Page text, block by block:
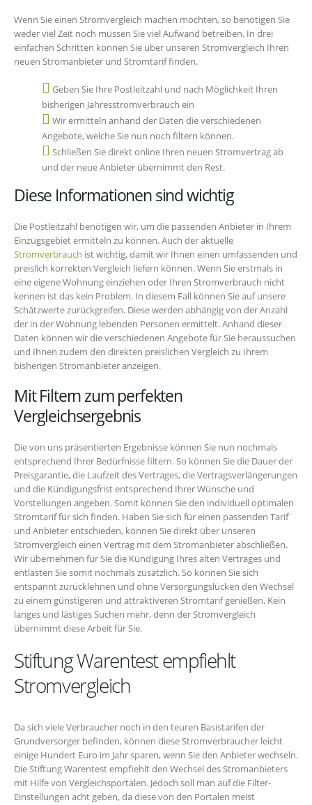
Wenn Sie einen Stromvergleich machen möchten, so benötigen Sie
weder viel Zeit noch müssen Sie viel Aufwand betreiben. In drei
einfachen Schritten können Sie über unseren Stromvergleich Ihren
neuen Stromanbieter und Stromtarif finden.
Geben Sie Ihre Postleitzahl und nach Möglichkeit Ihren
bisherigen Jahresstromverbrauch ein
Wir ermitteln anhand der Daten die verschiedenen
Angebote, welche Sie nun noch filtern können.
Schließen Sie direkt online Ihren neuen Stromvertrag ab
und der neue Anbieter übernimmt den Rest.
Diese Informationen sind wichtig
Die Postleitzahl benötigen wir, um die passenden Anbieter in Ihrem
Einzugsgebiet ermitteln zu können. Auch der aktuelle
Stromverbrauch ist wichtig, damit wir Ihnen einen umfassenden und
preislich korrekten Vergleich liefern können. Wenn Sie erstmals in
eine eigene Wohnung einziehen oder Ihren Stromverbrauch nicht
kennen ist das kein Problem. In diesem Fall können Sie auf unsere
Schätzwerte zurückgreifen. Diese werden abhängig von der Anzahl
der in der Wohnung lebenden Personen ermittelt. Anhand dieser
Daten können wir die verschiedenen Angebote für Sie heraussuchen
und Ihnen zudem den direkten preislichen Vergleich zu Ihrem
bisherigen Stromanbieter anzeigen.
Mit Filtern zum perfekten
Vergleichsergebnis
Die von uns präsentierten Ergebnisse können Sie nun nochmals
entsprechend Ihrer Bedürfnisse filtern. So können Sie die Dauer der
Preisgarantie, die Laufzeit des Vertrages, die Vertragsverlängerungen
und die Kündigungsfrist entsprechend Ihrer Wünsche und
Vorstellungen angeben. Somit können Sie den individuell optimalen
Stromtarif für sich finden. Haben Sie sich für einen passenden Tarif
und Anbieter entschieden, können Sie direkt über unseren
Stromvergleich einen Vertrag mit dem Stromanbieter abschließen.
Wir übernehmen für Sie die Kündigung Ihres alten Vertrages und
entlasten Sie somit nochmals zusätzlich. So können Sie sich
entspannt zurücklehnen und ohne Versorgungslücken den Wechsel
zu einem günstigeren und attraktiveren Stromtarif genießen. Kein
langes und lästiges Suchen mehr, denn der Stromvergleich
übernimmt diese Arbeit für Sie.
Stiftung Warentest empfiehlt
Stromvergleich
Da sich viele Verbraucher noch in den teuren Basistarifen der
Grundversorger befinden, können diese Stromverbraucher leicht
einige Hundert Euro im Jahr sparen, wenn Sie den Anbieter wechseln.
Die Stiftung Warentest empfiehlt den Wechsel des Stromanbieters
mit Hilfe von Vergleichsportalen. Jedoch soll man auf die Filter-
Einstellungen acht geben, da diese von den Portalen meist